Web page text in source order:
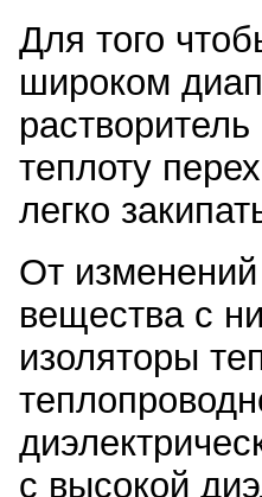
Для того
широком
теплоту
легко
От
вещества с
изоляторы
с высокой